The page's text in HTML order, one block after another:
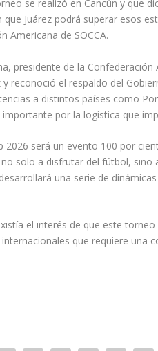
se realizó en Cancún y que
Juárez podrá superar esos
Americana de SOCCA.
presidente de la Confederación
reconoció el respaldo del
a distintos países como
por la logística que
2026 será un evento 100 por
solo a disfrutar del fútbol, sino
una serie de
el interés de que este torneo
que requiere una